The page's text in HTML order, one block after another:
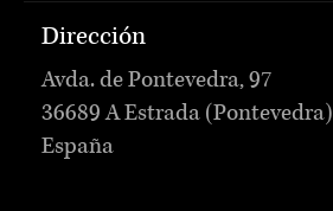
Dirección
Avda. de Pontevedra, 97
36689 A Estrada (Pontevedra)
España